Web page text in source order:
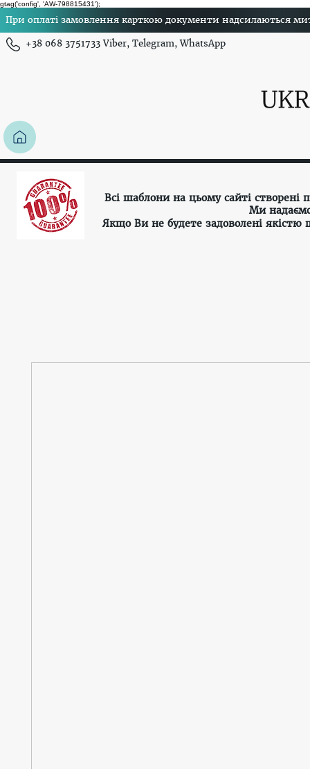
gtag('config', 'AW-798815431');
При оплаті замовлення карткою документи надсилаються
+38 068 3751733 Viber, Telegram, WhatsApp
Всі шаблони на цьому сайті
Ми
Якщо Ви не будете задоволені